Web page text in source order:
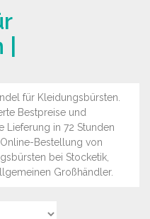
für Kleidungsbürsten.
Bestpreise und
Lieferung in 72 Stunden
Bestellung von
bei Stocketik,
Großhändler.